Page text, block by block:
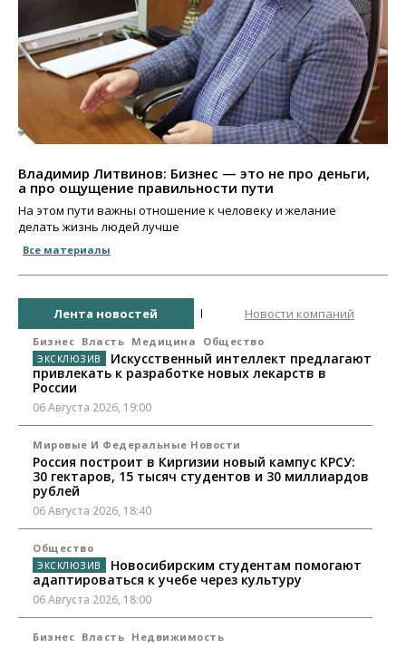
Владимир Литвинов: Бизнес — это не про деньги,
а про ощущение правильности пути
На этом пути важны отношение к человеку и желание
делать жизнь людей лучше
Все материалы
Лента новостей Новости компаний
Бизнес Власть Медицина Общество
Искусственный интеллект предлагают
привлекать к разработке новых лекарств в
России
06 Августа 2026, 19:00
Мировые И Федеральные Новости
Россия построит в Киргизии новый кампус КРСУ:
30 гектаров, 15 тысяч студентов и 30 миллиардов
рублей
06 Августа 2026, 18:40
Общество
Новосибирским студентам помогают
адаптироваться к учебе через культуру
06 Августа 2026, 18:00
Бизнес Власть Недвижимость